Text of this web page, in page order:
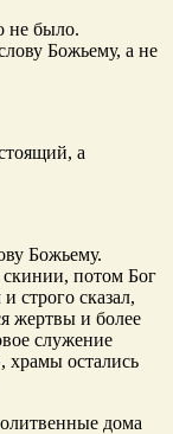
не было.
Божьему, а не
а
Божьему.
скинии, потом Бог
строго сказал,
жертвы и более
служение
храмы остались
дома